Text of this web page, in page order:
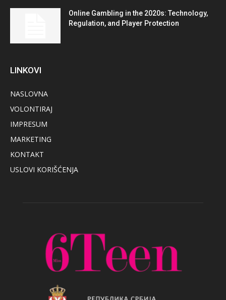
Online Gambling in the 2020s: Technology,
Regulation, and Player Protection
LINKOVI
NASLOVNA
VOLONTIRAJ
IMPRESUM
MARKETING
KONTAKT
USLOVI KORIŠĆENJA